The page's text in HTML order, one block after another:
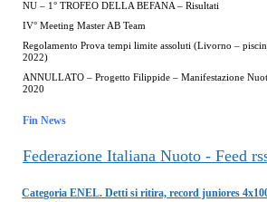
NU – 1° TROFEO DELLA BEFANA – Risultati
IV° Meeting Master AB Team
Regolamento Prova tempi limite assoluti (Livorno –
2022)
ANNULLATO – Progetto Filippide – Manifestazione
2020
Fin News
Federazione Italiana Nuoto - Feed
Categoria ENEL. Detti si ritira, record juniores